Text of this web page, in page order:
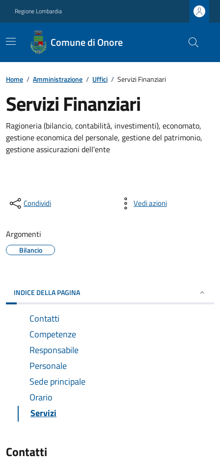
Regione Lombardia
Comune di Onore
Home / Amministrazione / Uffici / Servizi Finanziari
Servizi Finanziari
Ragioneria (bilancio, contabilità, investimenti), economato,
gestione economica del personale, gestione del patrimonio,
gestione assicurazioni dell'ente
Condividi Vedi azioni
Argomenti
Bilancio
INDICE DELLA PAGINA
Contatti
Competenze
Responsabile
Personale
Sede principale
Orario
Servizi
Contatti